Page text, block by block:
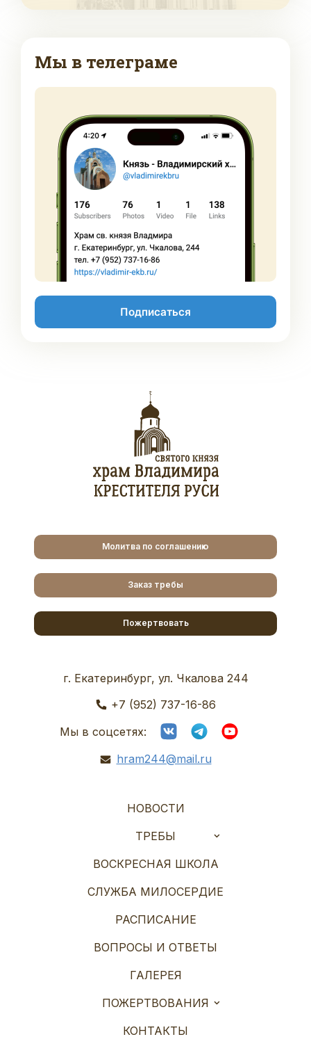
Мы в телеграме
Подписаться
Молитва по соглашению
Заказ требы
Пожертвовать
г. Екатеринбург, ул. Чкалова 244
+7 (952) 737-16-86
Мы в соцсетях:
hram244@mail.ru
НОВОСТИ
ТРЕБЫ
ВОСКРЕСНАЯ ШКОЛА
СЛУЖБА МИЛОСЕРДИЕ
РАСПИСАНИЕ
ВОПРОСЫ И ОТВЕТЫ
ГАЛЕРЕЯ
ПОЖЕРТВОВАНИЯ
КОНТАКТЫ